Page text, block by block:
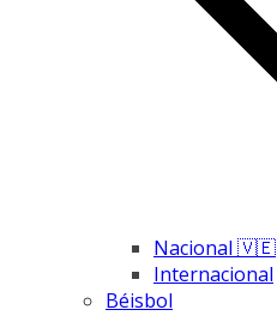
Nacional 🇻🇪
Internacional
Béisbol